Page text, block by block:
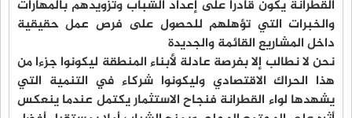
القطرانة يكون قادرا على إعداد الشباب وتزويدهم بالمهارات
والخبرات التي تؤهلهم للحصول على فرص عمل حقيقية
داخل المشاريع القائمة والجديدة
نحن لا نطالب إلا بفرصة عادلة لأبناء المنطقة ليكونوا جزءا من
هذا الحراك الاقتصادي وليكونوا شركاء في التنمية التي
يشهدها لواء القطرانة فنجاح الاستثمار يكتمل عندما ينعكس